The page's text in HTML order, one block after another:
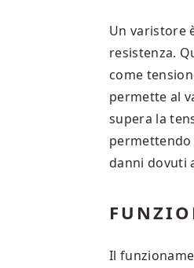
Un varistore
resistenza.
come
permette al
supera la
danni dovuti
Il